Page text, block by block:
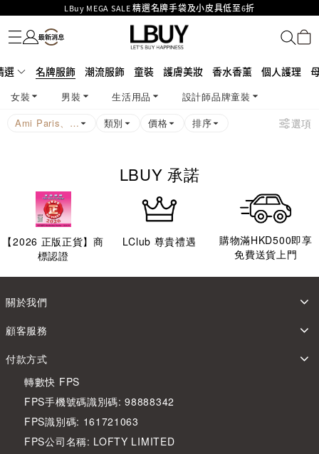
LBuy MEGA SALE 精選名牌手袋及小皮具低至6折
Goyard Hobo / Hobo Mini人氣限量特別版限時原價低至75折!
LBuy呈獻 - Hermès 及 Chanel 手袋及首飾原價低至6折，立即入手!
426號舖！
MOKO 1樓175號鋪旗艦店特設名牌Hermès、CHANEL及LV專區！
購物滿HKD500即享免運費！
LBuy獲香港知識產權署頒發2026《正版正貨承諾》商標
名牌服飾
潮流服飾
童裝
護膚美妝
香水香薰
個人護理
母嬰護理
遊戲及精品玩具
文儀用品
家居生活
電子產品
美食
醫藥保健
運動與戶外用品
選 名牌服飾 潮流服飾 童裝 護膚美妝 香水香薰 個人護理
女裝 男裝 生活用品
設計師品牌童裝
Ami Paris、Balenciaga、Burberry、CELINE、Goyard、Gucci、Louis Vuitton、Prada、Thom Browne
類別 價格 排序 選項
LBUY 承諾
【2026 正版正貨】商
標認證
LClub 尊貴禮遇
購物滿HKD500即享
免費送貨上門
關於我們
顧客服務
付款方式
轉數快 FPS
FPS手機號碼識別碼: 98888342
FPS識別碼: 161721063
FPS公司名稱: LOFTY LIMITED